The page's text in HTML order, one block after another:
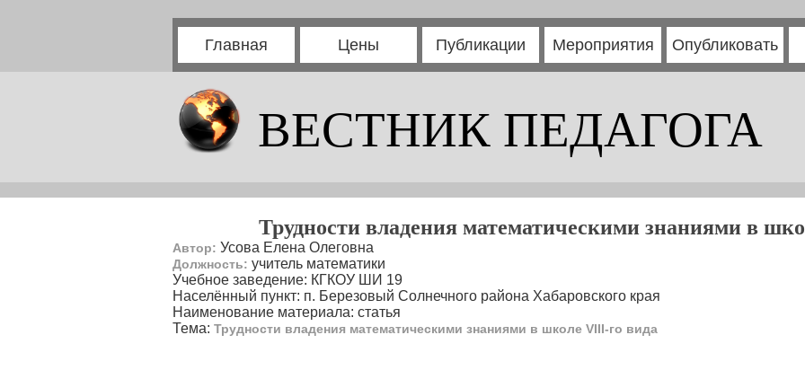
Главная Цены Публикации Мероприятия Опубликовать
ВЕСТНИК ПЕДАГОГА
Трудности владения математическими знаниями в
Автор: Усова Елена Олеговна
Должность: учитель математики
Учебное заведение: КГКОУ ШИ 19
Населённый пункт: п. Березовый Солнечного района Хабаровского края
Наименование материала: статья
Тема: Трудности владения математическими знаниями в школе VIII-го вида